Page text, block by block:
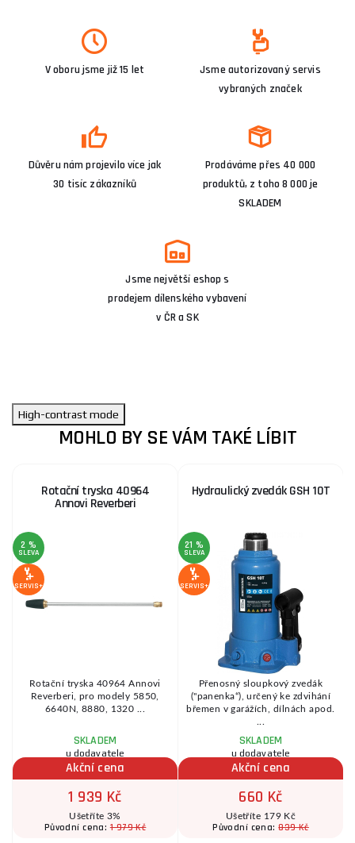
V oboru jsme již 15 let
Jsme autorizovaný servis
vybraných značek
Důvěru nám projevilo více jak
30 tisíc zákazníků
Prodáváme přes 40 000
produktů, z toho 8 000 je
SKLADEM
Jsme největší eshop s
prodejem dílenského vybavení
v ČR a SK
High-contrast mode
MOHLO BY SE VÁM TAKÉ LÍBIT
Rotační tryska 40964
Annovi Reverberi
2 %
SLEVA
SERVIS+
Rotační tryska 40964 Annovi
Reverberi, pro modely 5850,
6640N, 8880, 1320 ...
SKLADEM
u dodavatele
Akční cena
1 939 Kč
Ušetříte 3%
Původní cena:1 979 Kč
Hydraulický zvedák GSH 10T
21 %
SLEVA
SERVIS+
Přenosný sloupkový zvedák
("panenka“), určený ke zdvihání
břemen v garážích, dílnách apod.
SKLADEM
u dodavatele
Akční cena
660 Kč
Ušetříte 179 Kč
Původní cena:839 Kč